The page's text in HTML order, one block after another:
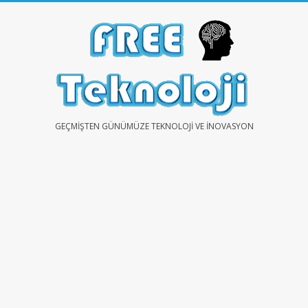
FREEGEÇMIŞTEN GÜNÜMÜZE TEKNOLOJI VE İNOVASYON